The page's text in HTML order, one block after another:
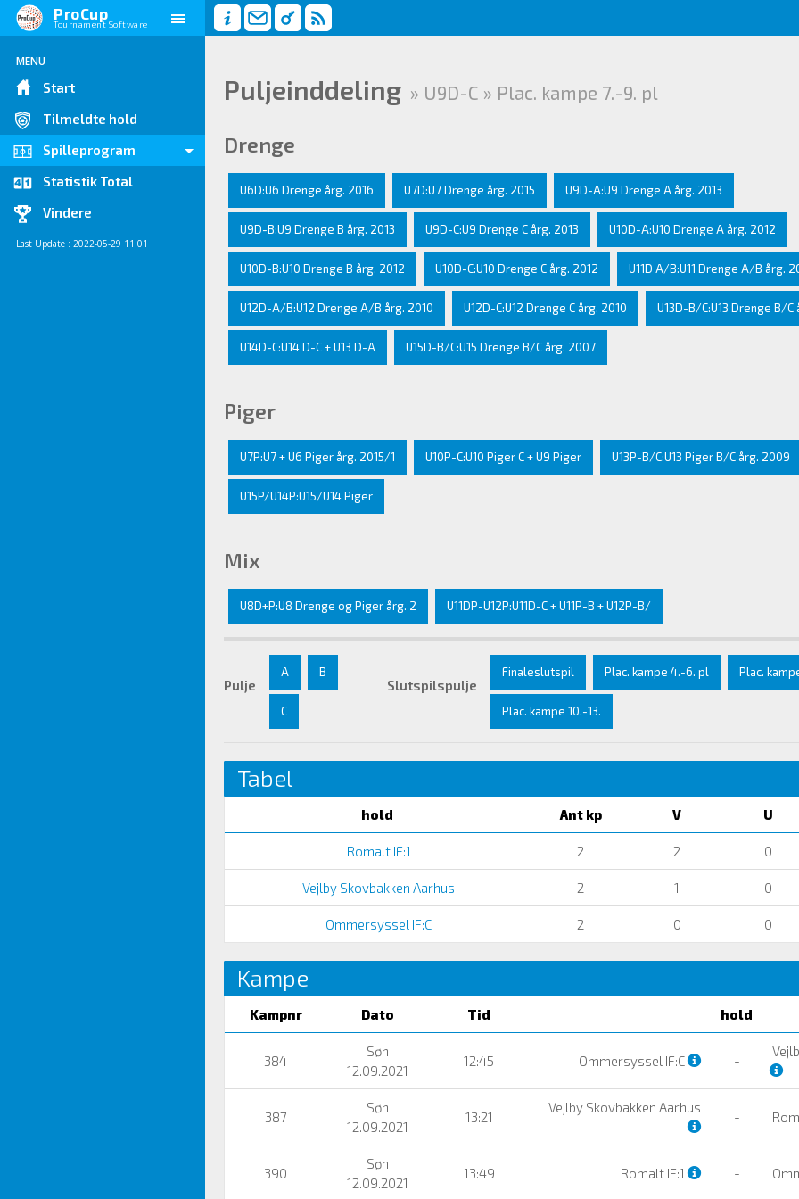
ProCup
Tournament Software
MENU
Start
Tilmeldte hold
Spilleprogram
Statistik Total
Vindere
Last Update : 2022-05-29 11:01
Puljeinddeling » U9D-C » Plac. kampe 7.-9. pl
Drenge
U6D:U6 Drenge årg. 2016 U7D:U7 Drenge årg. 2015 U9D-A:U9 Drenge A årg. 2013
U9D-B:U9 Drenge B årg. 2013 U9D-C:U9 Drenge C årg. 2013 U10D-A:U10 Drenge A årg. 2012
U10D-B:U10 Drenge B årg. 2012 U10D-C:U10 Drenge C årg. 2012 U11D A/B:U11 Drenge A/B årg.
U12D-A/B:U12 Drenge A/B årg. 2010 U12D-C:U12 Drenge C årg. 2010 U13D-B/C:U13 Drenge B/
U14D-C:U14 D-C + U13 D-A U15D-B/C:U15 Drenge B/C årg. 2007
Piger
U7P:U7 + U6 Piger årg. 2015/1 U10P-C:U10 Piger C + U9 Piger U13P-B/C:U13 Piger B/C årg. 2009
U15P/U14P:U15/U14 Piger
Mix
U8D+P:U8 Drenge og Piger årg. 2 U11DP-U12P:U11D-C + U11P-B + U12P-B/
Pulje
A B
C
Slutspilspulje
Finaleslutspil Plac. kampe 4.-6. pl Plac.
Plac. kampe 10.-13.
Tabel
hold Ant kp V U
Romalt IF:1 2 2 0
Vejlby Skovbakken Aarhus 2 1 0
Ommersyssel IF:C 2 0 0
Kampe
Kampnr Dato Tid hold
384
Søn
12.09.2021
12:45 Ommersyssel IF:C -
387
Søn
12.09.2021
13:21
Vejlby Skovbakken Aarhus
-
390
Søn
12.09.2021
13:49 Romalt IF:1 -